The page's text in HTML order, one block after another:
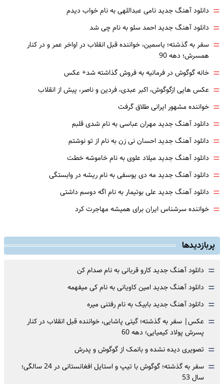
= دانلود آهنگ جدید نامی عبداللهی به نام خواب دیدم
= دانلود آهنگ جدید احمد سلو به نام چی شد
= سفر به گذشته؛ یاسمین، خواننده قبل انقلاب در اواخر عمر و در کنار
همسرش؛ دهه 90
= خانه گوگوش در فرمانیه به فروش گذاشته شد+ عکس
= عکس هایی ازگوگوش، اکبر عبدی، فردین و ناصر، پیش از انقلاب
= خواننده مشهور ایرانی طلاق گرفت
= دانلود آهنگ جدید مهران عباسی به نام شدی قلبم
= دانلود آهنگ جدید احسان نی زن به نام از تو نوشتم
= دانلود آهنگ جدید میلاد علوی به نام خاموشه خطت
= دانلود آهنگ جدید مه دی یوسفی به نام ریشه در وابستگی
= دانلود آهنگ جدید علی بوتیمار به نام اگه دوسم داشتی
= خواننده سرشناس ایران برای همیشه مهاجرت کرد
پربازدیدها
= دانلود آهنگ جدید کارو قربانی به نام صدام کن
= دانلود آهنگ جدید امین کاویانی به نام کی میفهمه
= دانلود آهنگ جدید بابیک به نام رفتنی میره
= عکس| سفر به گذشته؛ گیتی پاشایی، خواننده قبل انقلاب در کنار
پسرش پولاد کیمیایی؛ دهه 60
= تصویری دیده نشده و بانمک از گوگوش و پدرش
=
سفر به گذشته؛ گوگوش با تیپ و استایل افغانستانی در 24 سالگی؛
سال 53